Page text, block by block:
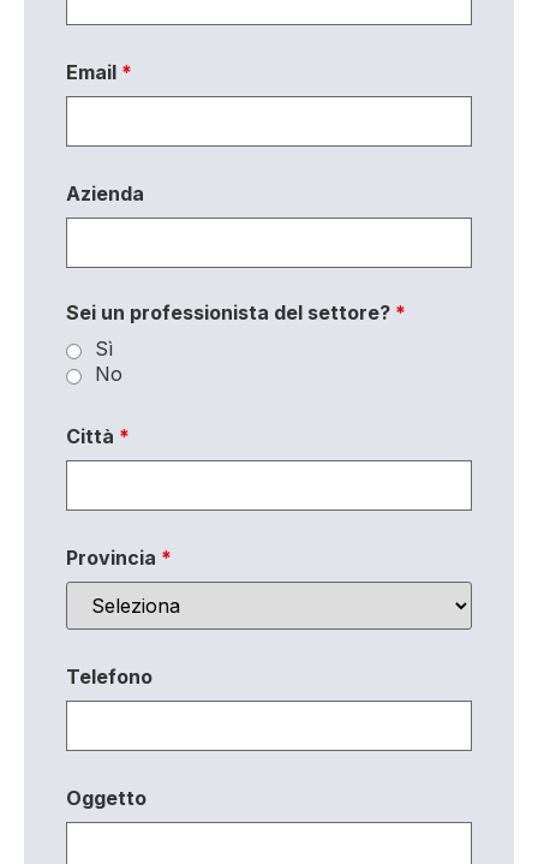
Email *
Azienda
Sei un professionista del settore? *
Sì
No
Città *
Provincia *
Telefono
Oggetto